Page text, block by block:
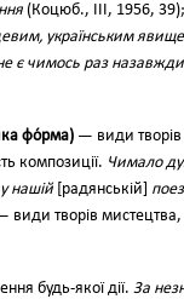
(Коцюб., III, 1956,
українським
не є чимось раз
фо́рма) — види творів
композиції. Чимало
нашій [радянській]
види творів мистецтва,
будь-якої дії. За